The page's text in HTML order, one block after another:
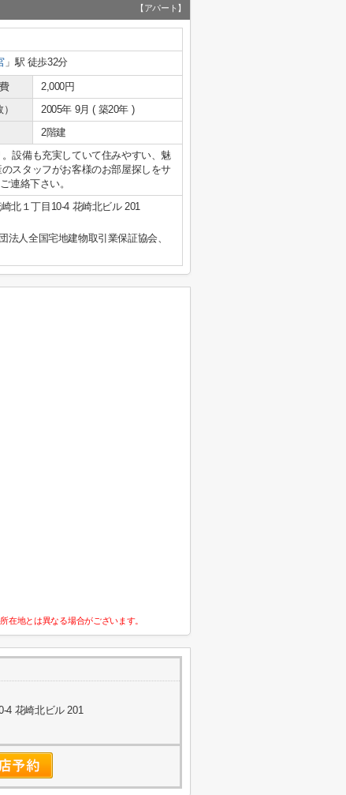
【アパート】
」駅 徒歩32分
2,000円
2005年 9月 ( 築20年 )
2階建
設備も充実していて住みやすい、魅
スタッフがお客様のお部屋探しをサ
連絡下さい。
北１丁目10-4 花崎北ビル 201
人全国宅地建物取引業保証協会、
在地とは異なる場合がございます。
4 花崎北ビル 201